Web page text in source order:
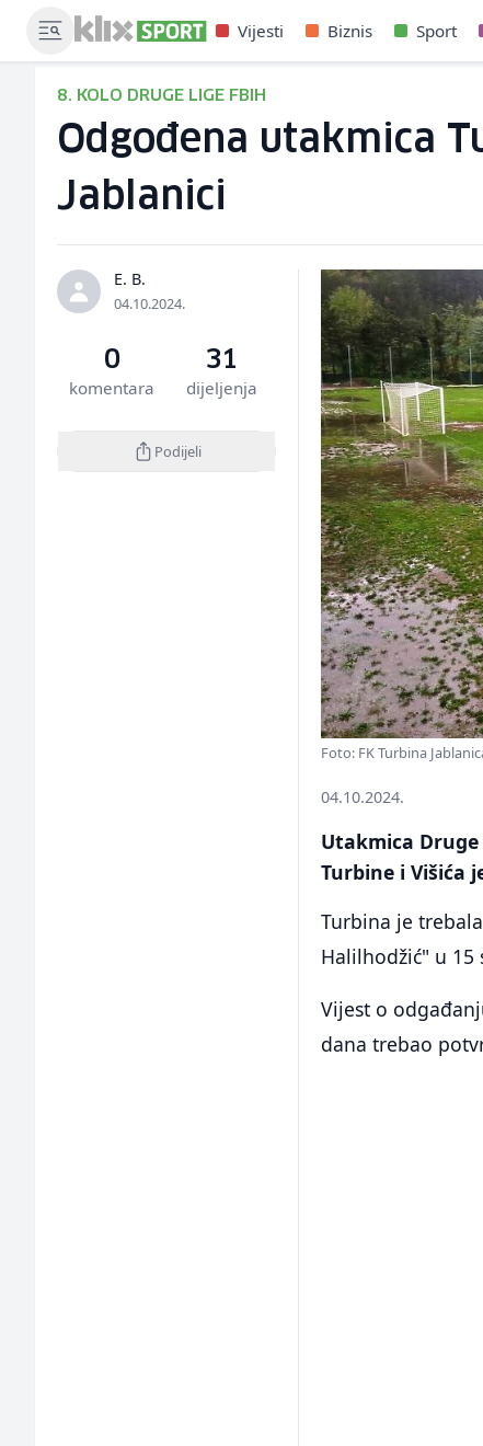
Vijesti Biznis Sport
8. KOLO DRUGE LIGE FBIH
Odgođena utakmica
Jablanici
E. B.
04.10.2024.
0
komentara
31
dijeljenja
Podijeli
Foto: FK Turbina
04.10.2024.
Utakmica Druge
Turbine i Višića
Turbina je
Halilhodžić" u 15
Vijest o
dana trebao